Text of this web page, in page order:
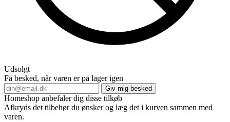
Udsolgt
Få besked, når varen er på lager igen
Giv mig besked
Homeshop anbefaler dig disse tilkøb
Afkryds det tilbehør du ønsker og læg det i kurven sammen med
varen.